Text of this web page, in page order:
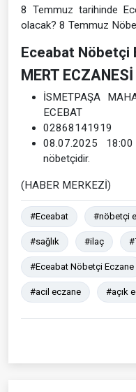
8 Temmuz tarihinde
olacak? 8 Temmuz
Eceabat Nöbetçi
MERT ECZANESİ
İSMETPAŞA
ECEBAT
02868141919
08.07.2025
nöbetçidir.
(HABER MERKEZİ)
#Eceabat #nöbetçi
#sağlık #ilaç
#Eceabat Nöbetçi Eczane
#acil eczane #açık